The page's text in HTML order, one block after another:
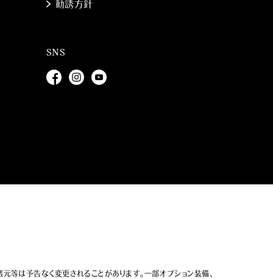
勧誘方針
SNS
等は予告なく変更されることがあります。一部オプション装備、